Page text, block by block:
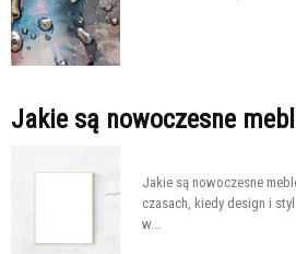
Jakie są nowoczesne
Jakie są nowoczesne
czasach, kiedy design i
w...